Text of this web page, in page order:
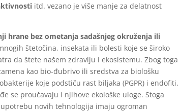
itd. vezano je više manje za delatnost
hrane bez ometanja sadašnjeg okruženja ili
štetočina, insekata ili bolesti koje se široko
da štete našem zdravlju i ekosistemu. Zbog toga
kao bio-đubrivo ili sredstva za biološku
koje podstiču rast biljaka (PGPR) i endofiti.
se proučavaju i njihove ekološke uloge. Stoga
novih tehnologija imaju ogroman